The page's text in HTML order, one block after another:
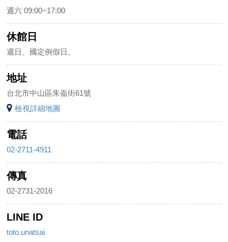
週六 09:00~17:00
休館日
週日、國定例假日。
地址
台北市中山區朱崙街61號
檢視詳細地圖
電話
02-2711-4911
傳真
02-2731-2016
LINE ID
toto.unatsai